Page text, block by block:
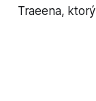
Traeena,